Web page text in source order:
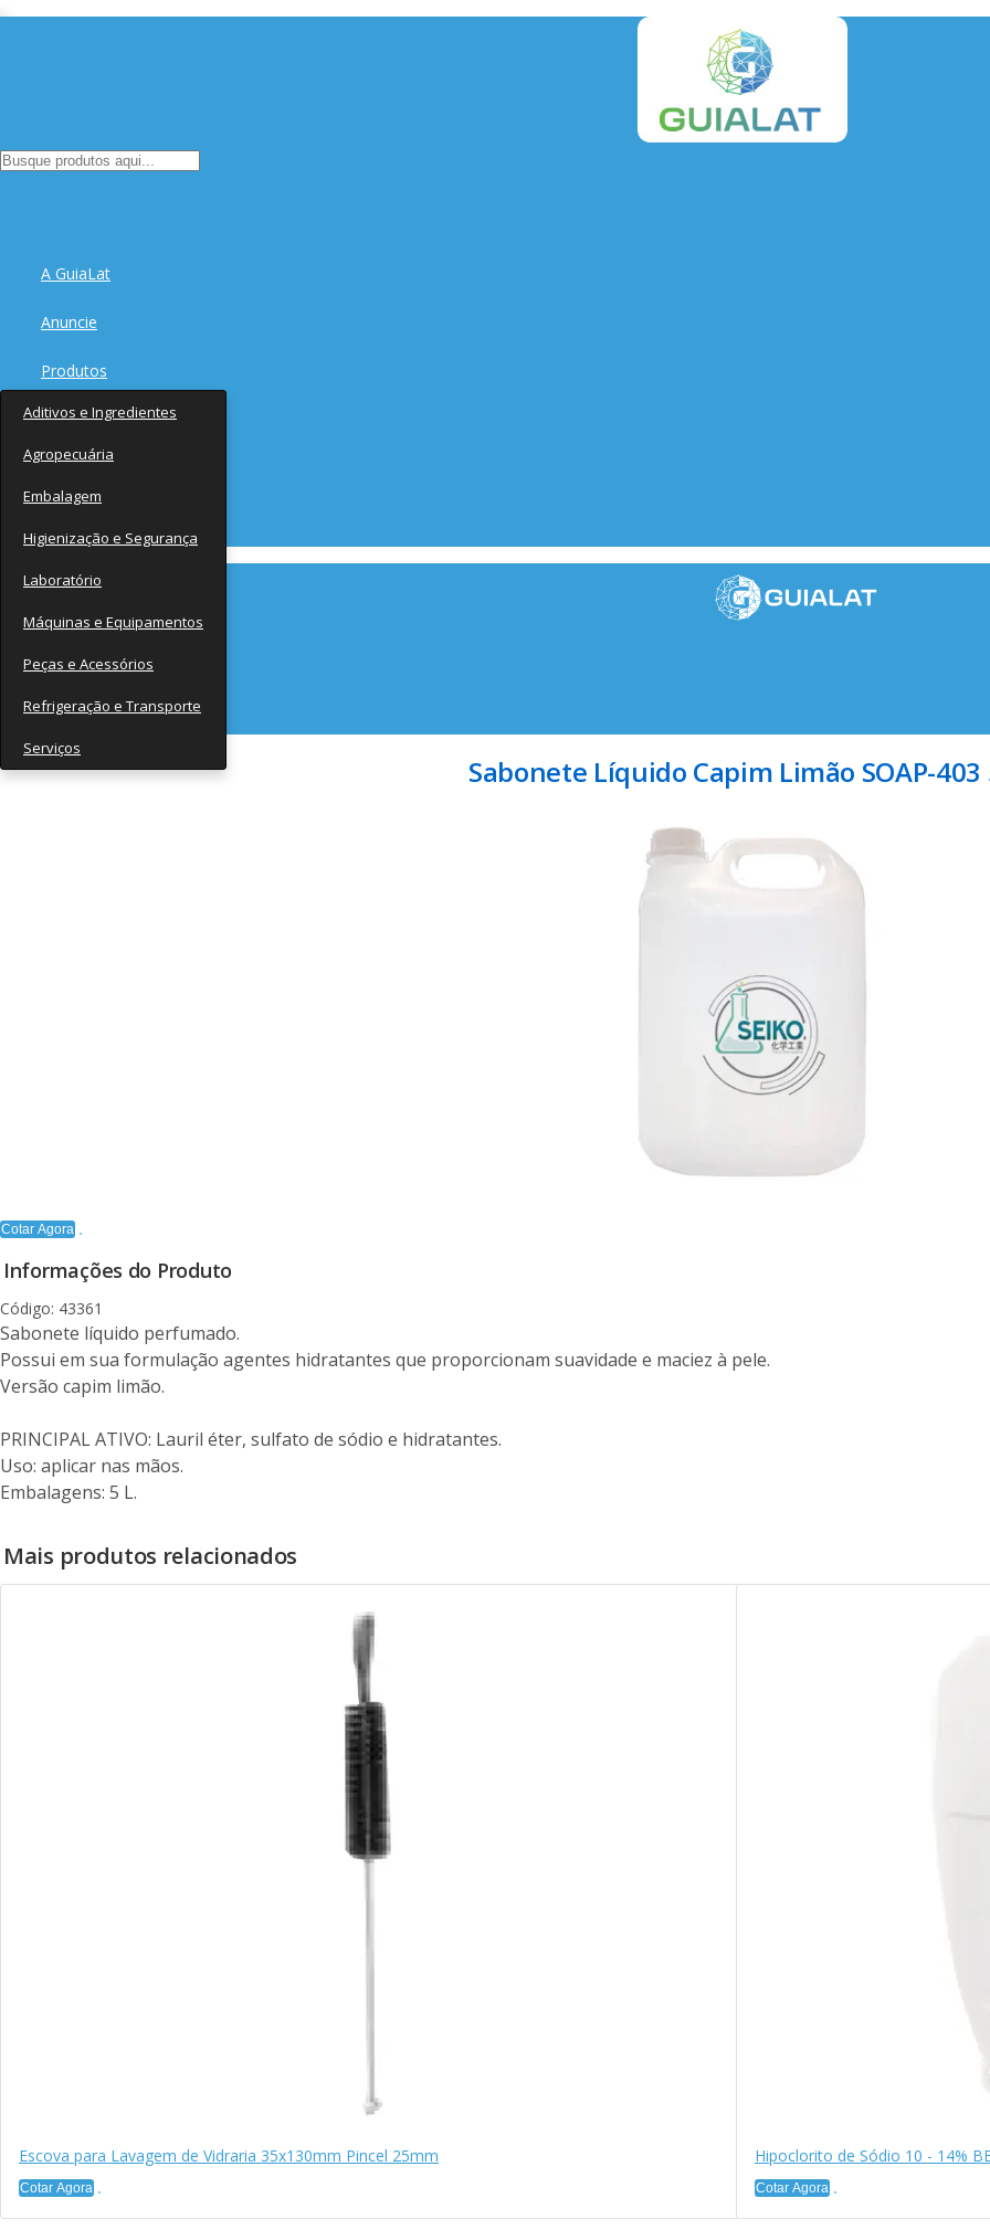
A GuiaLat
Anuncie
Produtos
Aditivos e Ingredientes
Agropecuária
Embalagem
Higienização e Segurança
Laboratório
Máquinas e Equipamentos
Peças e Acessórios
Refrigeração e Transporte
Serviços
Fornecedores
Notícias
Sabonete Líquido Capim Limão SOAP-403
Cotar Agora
Informações do Produto
Código: 43361
Sabonete líquido perfumado.
Possui em sua formulação agentes hidratantes que proporcionam suavidade e maciez à pele.
Versão capim limão.
PRINCIPAL ATIVO: Lauril éter, sulfato de sódio e hidratantes.
Uso: aplicar nas mãos.
Embalagens: 5 L.
Mais produtos relacionados
Escova para Lavagem de Vidraria 35x130mm Pincel 25mm
Cotar Agora
Hipoclorito de Sódio 10 - 14%
Cotar Agora